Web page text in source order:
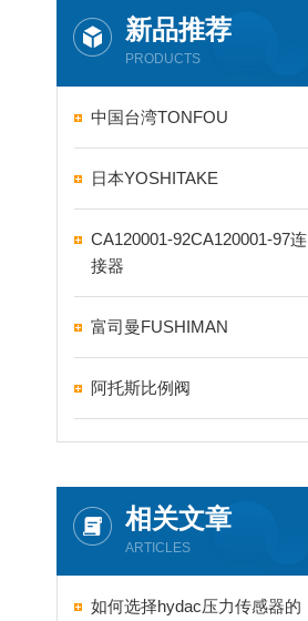
新品推荐
PRODUCTS
中国台湾TONFOU
日本YOSHITAKE
CA120001-92CA120001-97连
接器
富司曼FUSHIMAN
阿托斯比例阀
相关文章
ARTICLES
如何选择hydac压力传感器的